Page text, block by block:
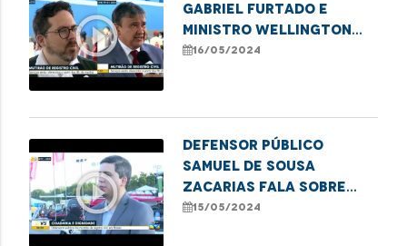
play_circle_outline
Gabriel Furtado e
Ministro Wellington
Dias destacam ações
Maranhão
16/05/2024
play_circle_outline
Defensor público
Samuel de Sousa
Zacarias fala sobre
mutirão de combate ao
15/05/2024